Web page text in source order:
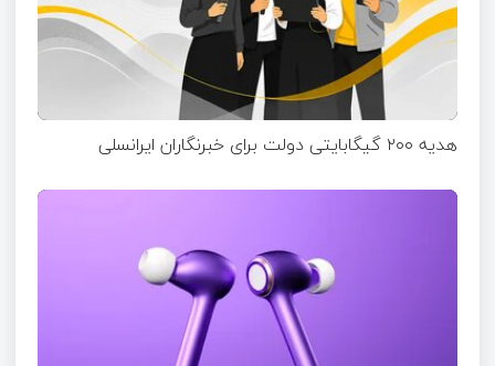
هدیه ۲۰۰ گیگابایتی دولت برای خبرنگاران ایرانسلی